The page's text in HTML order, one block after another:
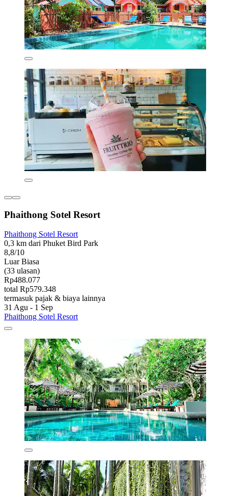
Phaithong Sotel Resort
Phaithong Sotel Resort
0,3 km dari Phuket Bird Park
8,8/10
Luar Biasa
(33 ulasan)
Rp488.077
total Rp579.348
termasuk pajak & biaya lainnya
31 Agu - 1 Sep
Phaithong Sotel Resort